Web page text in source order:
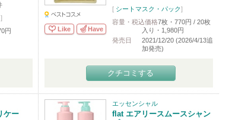
]
円
Like Have
[ シートマスク・パック]
容量・税込価格7枚・770円 / 20枚
入り・1,980円
発売日
2021/12/20 (2026/4/13追
加発売)
クチコミする
ケー
エッセンシャル
flat エアリースムースシャン